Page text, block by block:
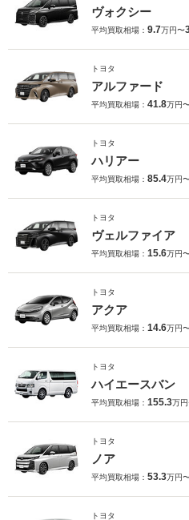
ヴォクシー
平均買取相場： 9.7万円〜
トヨタ
アルファード
平均買取相場： 41.8万円
トヨタ
ハリアー
平均買取相場： 85.4万円
トヨタ
ヴェルファイア
平均買取相場： 15.6万円
トヨタ
アクア
平均買取相場： 14.6万円
トヨタ
ハイエースバン
平均買取相場： 155.3万
トヨタ
ノア
平均買取相場： 53.3万円
トヨタ